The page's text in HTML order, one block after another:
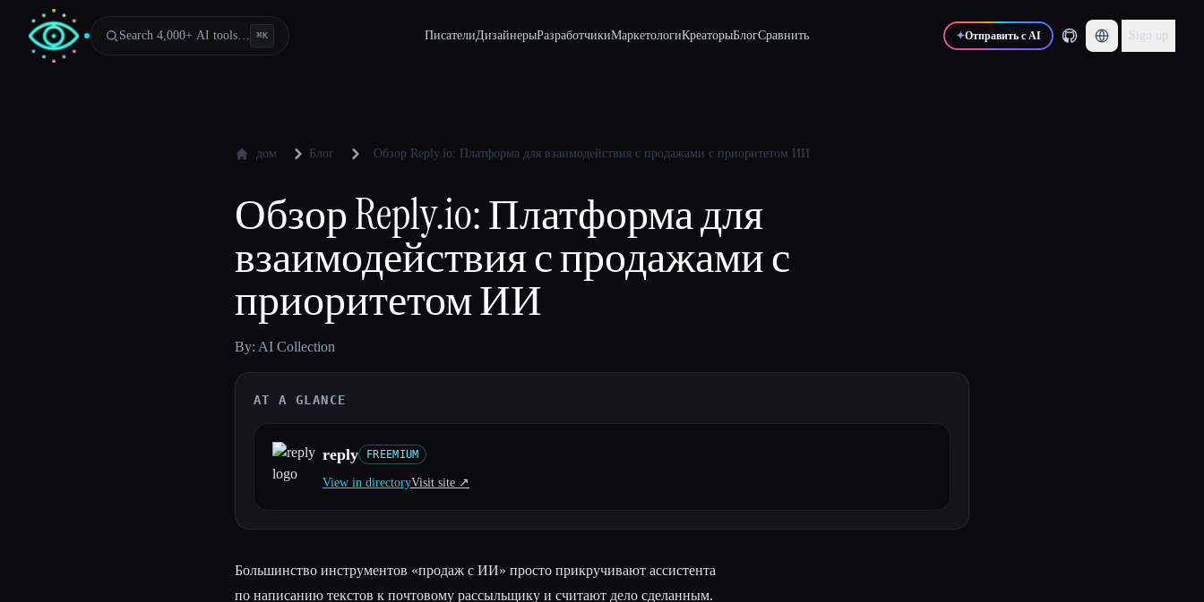
Search 4,000+ AI tools… ⌘K ПисателиДизайнерыРазработчикиМаркетологиКреаторыБлогСравнить ✦Отправить с AI Sign up
дом Блог Обзор Reply.io: Платформа для взаимодействия с продажами с приоритетом ИИ
Обзор Reply.io: Платформа для
взаимодействия с продажами с
приоритетом ИИ
By: AI Collection
AT A GLANCE
reply FREEMIUM
View in directoryVisit site ↗︎
Большинство инструментов «продаж с ИИ» просто прикручивают ассистента
по написанию текстов к почтовому рассыльщику и считают дело сделанным.